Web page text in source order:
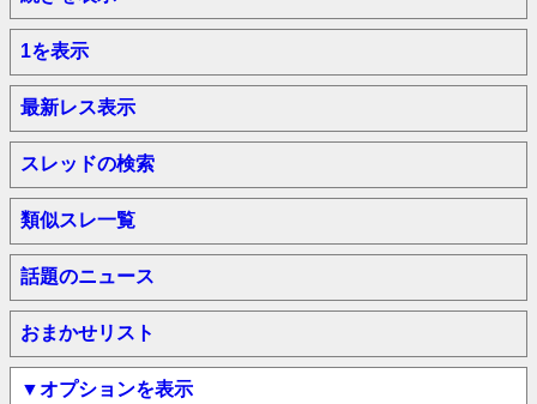
1を表示
最新レス表示
スレッドの検索
類似スレ一覧
話題のニュース
おまかせリスト
▼オプションを表示